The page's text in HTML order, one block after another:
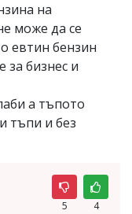
на
може да се
евтин бензин
бизнес и
а тъпото
тъпи и без
5 4